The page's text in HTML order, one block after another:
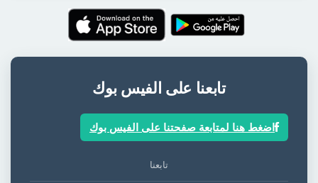
تابعنا على الفيس بوك
اضغط هنا لمتابعة صفحتنا على الفيس بوك
تابعنا